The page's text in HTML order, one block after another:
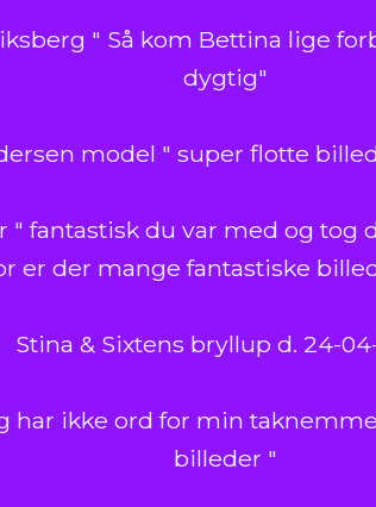
" Så kom Bettina lige
dygtig"
model " super flotte
fantastisk du var med og tog
er der mange fantastiske
Stina & Sixtens bryllup d. 24-
har ikke ord for min
billeder "